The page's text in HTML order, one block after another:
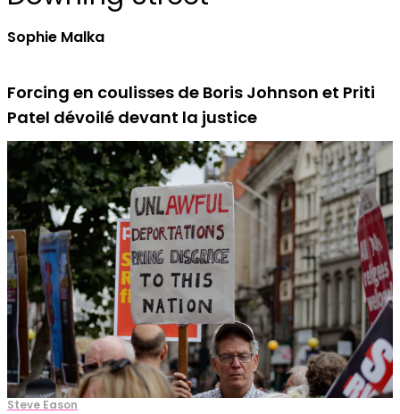
Sophie Malka
Forcing en coulisses de Boris Johnson et Priti
Patel dévoilé devant la justice
Steve Eason